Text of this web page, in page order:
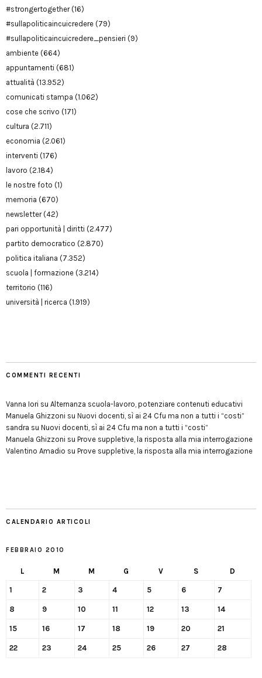
#strongertogether(16)
#sullapoliticaincuicredere (79)
#sullapoliticaincuicredere_pensieri (9)
ambiente (664)
appuntamenti (681)
attualità (13.952)
comunicati stampa (1.062)
cose che scrivo (171)
cultura (2.711)
economia (2.061)
interventi (176)
lavoro (2.184)
le nostre foto (1)
memoria (670)
newsletter(42)
pari opportunità | diritti (2.477)
partito democratico (2.870)
politica italiana (7.352)
scuola | formazione (3.214)
territorio (116)
università | ricerca (1.919)
COMMENTI RECENTI
Vanna Iori su Alternanza scuola-lavoro, potenziare contenuti educativi
Manuela Ghizzoni su Nuovi docenti, sì ai 24 Cfu ma non a tutti i “costi”
sandra su Nuovi docenti, sì ai 24 Cfu ma non a tutti i “costi”
Manuela Ghizzoni su Prove suppletive, la risposta alla mia interrogazione
Valentino Amadio su Prove suppletive, la risposta alla mia interrogazione
CALENDARIO ARTICOLI
FEBBRAIO 2010
L M M G V S D
1 2 3 4 5 6 7
8 9 10 11 12 13 14
15 16 17 18 19 20 21
22 23 24 25 26 27 28